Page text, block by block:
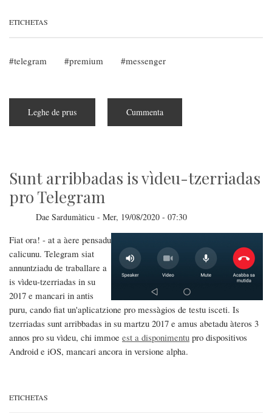
ETICHETAS
telegram premium messenger
Leghe de prus
Premium
Cummenta
Sunt arribbadas is vìdeu-tzerriadas
pro Telegram
Dae Sardumàticu - Mer, 19/08/2020 - 07:30
Fiat ora! - at a àere pensadu
calicunu. Telegram siat
annuntziadu de traballare a
is vìdeu-tzerriadas in su
2017 e mancari in antis
puru, cando fiat un'aplicatzione pro messàgios de testu isceti. Is
tzerriadas sunt arribbadas in su martzu 2017 e amus abetadu àteros 3
annos pro su vìdeu, chi immoe est a disponimentu pro dispositivos
Android e iOS, mancari ancora in versione alpha.
ETICHETAS